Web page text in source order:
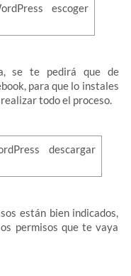
se te pedirá que de
para que lo instales
todo el proceso.
están bien indicados,
permisos que te vaya